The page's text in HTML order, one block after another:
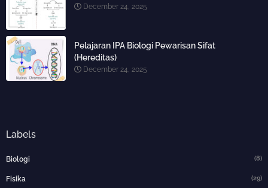
December 24, 2025
Pelajaran IPA Biologi Pewarisan Sifat
(Hereditas)
December 24, 2025
Labels
Biologi (8)
Fisika (29)